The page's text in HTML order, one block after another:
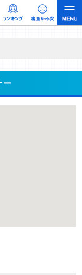
ザーへの口コミ収集な
ー